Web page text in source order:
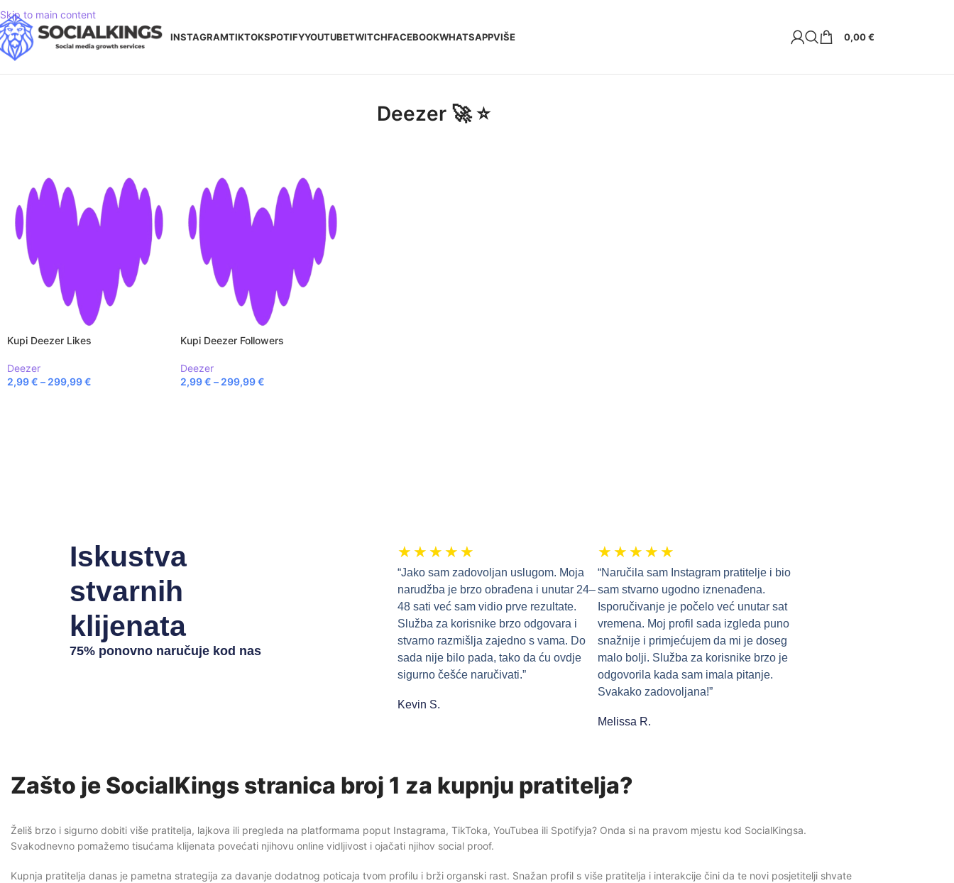
Skip to main content
INSTAGRAMTIKTOKSPOTIFYYOUTUBETWITCHFACEBOOKWHATSAPPVIŠE 0,00€
Deezer 🚀 ⭐️
Kupi Deezer Likes
Deezer
2,99€ – 299,99€
Kupi Deezer Followers
Deezer
2,99€ – 299,99€
Iskustva
stvarnih
klijenata
75% ponovno naručuje kod nas
★ ★ ★ ★ ★
“Jako sam zadovoljan uslugom. Moja
narudžba je brzo obrađena i unutar 24–
48 sati već sam vidio prve rezultate.
Služba za korisnike brzo odgovara i
stvarno razmišlja zajedno s vama. Do
sada nije bilo pada, tako da ću ovdje
sigurno češće naručivati.”
Kevin S.
★ ★ ★ ★ ★
“Naručila sam Instagram pratitelje i bio
sam stvarno ugodno iznenađena.
Isporučivanje je počelo već unutar sat
vremena. Moj profil sada izgleda puno
snažnije i primjećujem da mi je doseg
malo bolji. Služba za korisnike brzo je
odgovorila kada sam imala pitanje.
Svakako zadovoljana!”
Melissa R.
Zašto je SocialKings stranica broj 1 za kupnju pratitelja?
Želiš brzo i sigurno dobiti više pratitelja, lajkova ili pregleda na platformama poput Instagrama, TikToka, YouTubea ili Spotifyja? Onda si na pravom mjestu kod SocialKingsa.
Svakodnevno pomažemo tisućama klijenata povećati njihovu online vidljivost i ojačati njihov social proof.
Kupnja pratitelja danas je pametna strategija za davanje dodatnog poticaja tvom profilu i brži organski rast. Snažan profil s više pratitelja i interakcije čini da te novi posjetitelji shvate